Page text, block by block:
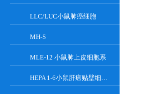
LLC/LUC小鼠肺癌细胞
MH-S
MLE-12 小鼠肺上皮细胞系
HEPA 1-6小鼠肝癌贴壁细胞系